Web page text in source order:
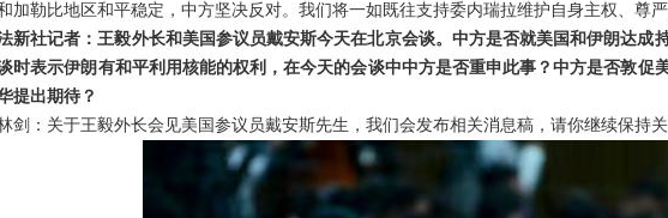
加勒比地区和平稳定，中方坚决反对。我们将一如既往支持委内瑞拉维护自身主权、尊严
新社记者：王毅外长和美国参议员戴安斯今天在北京会谈。中方是否就美国和伊朗达成
时表示伊朗有和平利用核能的权利，在今天的会谈中中方是否重申此事？中方是否敦促
提出期待？
剑：关于王毅外长会见美国参议员戴安斯先生，我们会发布相关消息稿，请你继续保持关